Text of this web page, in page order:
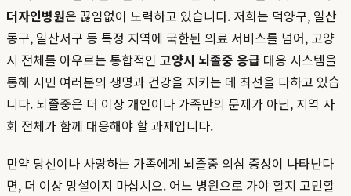
더자인병원은 끊임없이 노력하고 있습니다. 저희는 덕양구, 일산
동구, 일산서구 등 특정 지역에 국한된 의료 서비스를 넘어, 고양
시 전체를 아우르는 통합적인 고양시 뇌졸중 응급 대응 시스템을
통해 시민 여러분의 생명과 건강을 지키는 데 최선을 다하고 있습
니다. 뇌졸중은 더 이상 개인이나 가족만의 문제가 아닌, 지역 사
회 전체가 함께 대응해야 할 과제입니다.
만약 당신이나 사랑하는 가족에게 뇌졸중 의심 증상이 나타난다
면, 더 이상 망설이지 마십시오. 어느 병원으로 가야 할지 고민할